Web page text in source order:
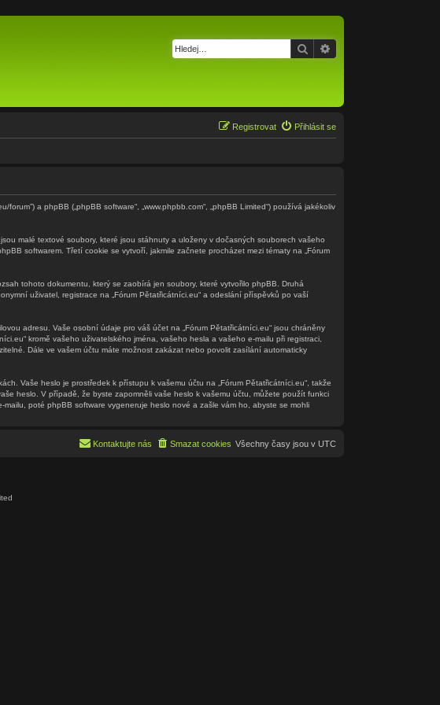
Hledat
Přihlásit se
Registrovat
a phpBB („phpBB software“, „www.phpbb.com“, „phpBB Limited“) používá jakékoliv
malé textové soubory, které jsou stáhnuty a uloženy v dočasných souborech vašeho
softwarem. Třetí cookie se vytvoří, jakmile začnete procházet mezi tématy na „Fórum
tohoto dokumentu, který se zaobírá jen soubory, které vytvořilo phpBB. Druhá
uživatel, registrace na „Fórum Pětatřicátníci.eu“ a odeslání příspěvků po vaší
adresu. Vaše osobní údaje pro váš účet na „Fórum Pětatřicátníci.eu“ jsou chráněny
kromě vašeho uživatelského jména, vašeho hesla a vašeho e-mailu při registraci,
Dále ve vašem účtu máte možnost zakázat nebo povolit zasílání automaticky
Vaše heslo je prostředek k přístupu k vašemu účtu na „Fórum Pětatřicátníci.eu“, takže
heslo. V případě, že byste zapomněli vaše heslo k vašemu účtu, můžete použít funkci
poté phpBB software vygeneruje heslo nové a zašle vám ho, abyste se mohli
Všechny časy jsou v UTC
Smazat cookies
Kontaktujte nás